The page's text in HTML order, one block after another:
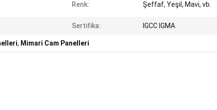
Renk: Şeffaf, Yeşil, Mavi, vb.
Sertifika: IGCC IGMA
, Mimari Cam Panelleri